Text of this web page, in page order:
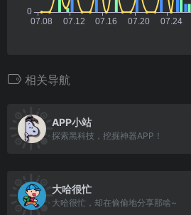
相关导航
APP小站
探索黑科技，挖掘神器APP！
大哈很忙
大哈很忙，却在偷偷地分享那啥~